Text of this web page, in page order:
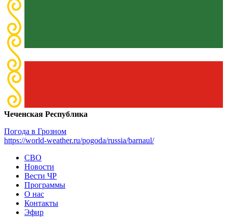
Чеченская Республика
Погода в Грозном
https://world-weather.ru/pogoda/russia/barnaul/
СВО
Новости
Вести ЧР
Программы
О нас
Контакты
Эфир